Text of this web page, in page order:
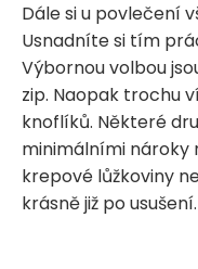
Dále si u povlečení
Usnadníte si tím
Výbornou volbou
zip. Naopak trochu
knoflíků. Některé
minimálními nároky
krepové lůžkoviny
krásně již po usušení.